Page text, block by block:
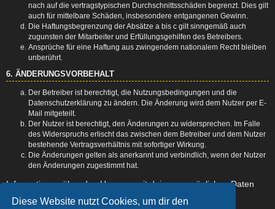
Diese Website nutzt Cookies, um dir den
nach auf die vertragstypischen Durchschnittsschäden begrenzt. Dies gilt
auch für mittelbare Schäden, insbesondere entgangenen Gewinn.
Die Haftungsbegrenzung der Absätze a bis c gilt sinngemäß auch
zugunsten der Mitarbeiter und Erfüllungsgehilfen des Betreibers.
Ansprüche für eine Haftung aus zwingendem nationalem Recht bleiben
unberührt.
6. ÄNDERUNGSVORBEHALT
Der Betreiber ist berechtigt, die Nutzungsbedingungen und die
Datenschutzerklärung zu ändern. Die Änderung wird dem Nutzer per E-
Mail mitgeteilt.
Der Nutzer ist berechtigt, den Änderungen zu widersprechen. Im Falle
des Widerspruchs erlischt das zwischen dem Betreiber und dem Nutzer
bestehende Vertragsverhältnis mit sofortiger Wirkung.
Die Änderungen gelten als anerkannt und verbindlich, wenn der Nutzer
den Änderungen zugestimmt hat.
Informationen über den Umgang mit deinen persönlichen Daten
sind in der Datenschutzerklärung enthalten.